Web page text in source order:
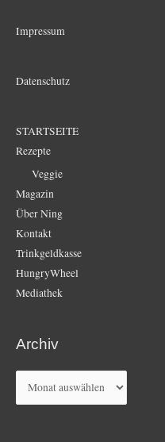
Impressum
Datenschutz
STARTSEITE
Rezepte
Veggie
Magazin
Über Ning
Kontakt
Trinkgeldkasse
HungryWheel
Mediathek
Archiv